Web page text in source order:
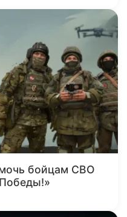
бойцам СВО